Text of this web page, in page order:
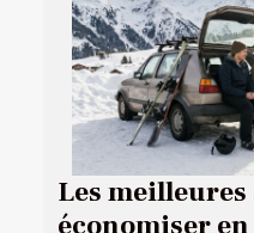
Les
économiser